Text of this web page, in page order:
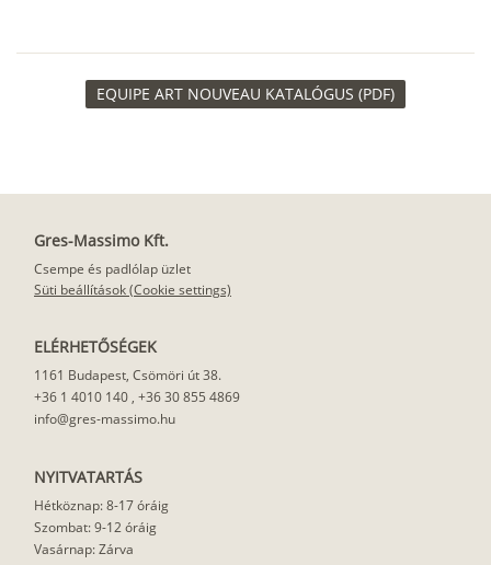
EQUIPE ART NOUVEAU KATALÓGUS (PDF)
Gres-Massimo Kft.
Csempe és padlólap üzlet
Süti beállítások (Cookie settings)
ELÉRHETŐSÉGEK
1161 Budapest, Csömöri út 38.
+36 1 4010 140 , +36 30 855 4869
info@gres-massimo.hu
NYITVATARTÁS
Hétköznap: 8-17 óráig
Szombat: 9-12 óráig
Vasárnap: Zárva